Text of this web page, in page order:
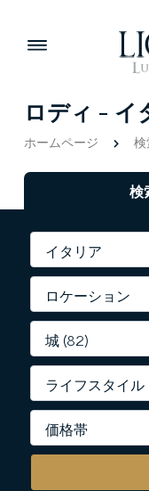
ロディ - イ
ホームページ
検